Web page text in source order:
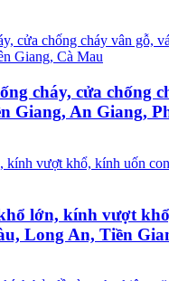
cháy, cửa
Giang, An Giang,
lớn, kính vượt
Long An, Tiền